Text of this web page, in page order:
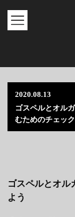
2020.08.13
ゴスペルとオル
むためのチェッ
ゴスペルとオル
よう